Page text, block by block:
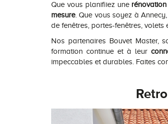
Que vous planifiiez une
mesure. Que vous soyez à
de fenêtres, portes-fenêtres, volets
Nos partenaires Bouvet Master,
formation continue et à leur
impeccables et durables. Faites